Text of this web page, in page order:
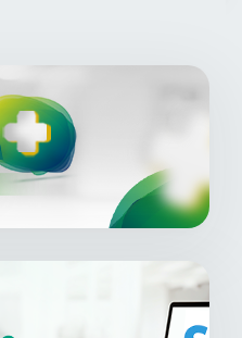
SAIBA MAIS
do